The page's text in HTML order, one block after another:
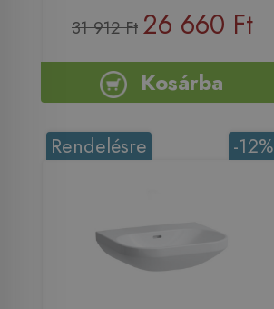
31 912 Ft 26 660 Ft
Kosárba
-12%
Rendelésre